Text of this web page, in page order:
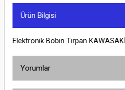
Ürün Bilgisi
Elektronik Bobin Tırpan
Yorumlar